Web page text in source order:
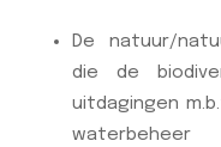
De natuur/
die de
uitdagingen